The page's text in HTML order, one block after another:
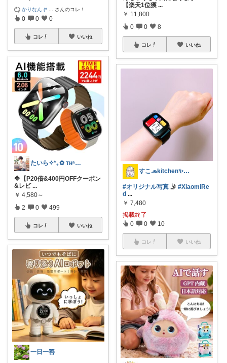
かりなん (* さんのコレ！
0 0 0
コレ いいね
たいら✧*｡✿ ᴛʜᵃⁿᵏ ʸᵒᵘ✧˖°
🔷【P20倍&400円OFFクーポン
&レビ ...
￥ 4,580～
2 0 499
コレ いいね
一日一善
【楽天1位獲 ...
￥ 11,800
0 0 8
コレ いいね
すこ🧢kitchen✨interior
#オリジナル写真 🤳 #XiaomiRe
d ...
￥ 7,480
掲載終了
0 0 10
コレ いいね